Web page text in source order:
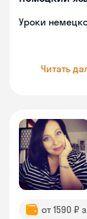
Уроки
Читать
от 1590 ₽